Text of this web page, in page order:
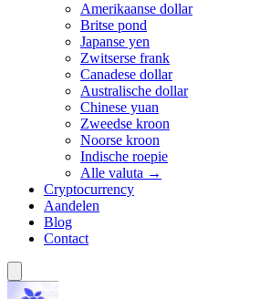
Amerikaanse dollar
Britse pond
Japanse yen
Zwitserse frank
Canadese dollar
Australische dollar
Chinese yuan
Zweedse kroon
Noorse kroon
Indische roepie
Alle valuta →
Cryptocurrency
Aandelen
Blog
Contact